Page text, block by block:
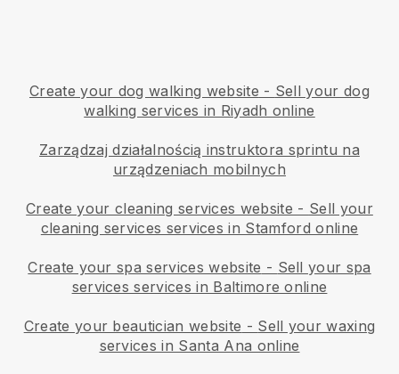
Create your dog walking website - Sell your dog
walking services in Riyadh online
Zarządzaj działalnością instruktora sprintu na
urządzeniach mobilnych
Create your cleaning services website - Sell your
cleaning services services in Stamford online
Create your spa services website - Sell your spa
services services in Baltimore online
Create your beautician website - Sell your waxing
services in Santa Ana online